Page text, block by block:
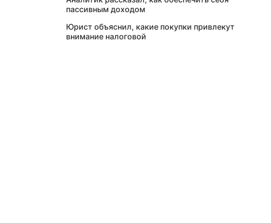
пассивным доходом
Юрист объяснил, какие покупки привлекут
внимание налоговой